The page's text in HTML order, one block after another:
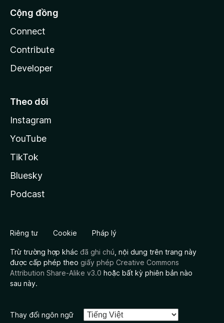
Cộng đồng
Connect
Contribute
Developer
Theo dõi
Instagram
YouTube
TikTok
Bluesky
Podcast
Riêng tư Cookie Pháp lý
Trừ trường hợp khác đã ghi chú , nội dung trên trang này
được cấp phép theo giấy phép Creative Commons
Attribution Share-Alike v3.0 hoặc bất kỳ phiên bản nào
sau này.
Thay đổi ngôn ngữ